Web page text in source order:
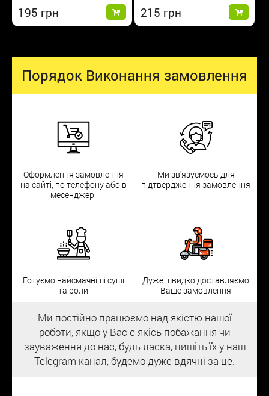
195 215
Порядок Виконання замовлення
Оформлення замовлення
на сайті, по телефону або в
месенджері
Ми зв'язуємось для
підтвердження замовлення
Готуємо найсмачніші суші
та роли
Дуже швидко доставляємо
Ваше замовлення
Ми постійно працюємо над якістю нашої
роботи, якщо у Вас є якісь побажання чи
зауваження до нас, будь ласка, пишіть їх у наш
Telegram канал, будемо дуже вдячні за це.